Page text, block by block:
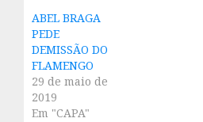
ABEL BRAGA
PEDE
DEMISSÃO DO
FLAMENGO
29 de maio de
2019
Em "CAPA"